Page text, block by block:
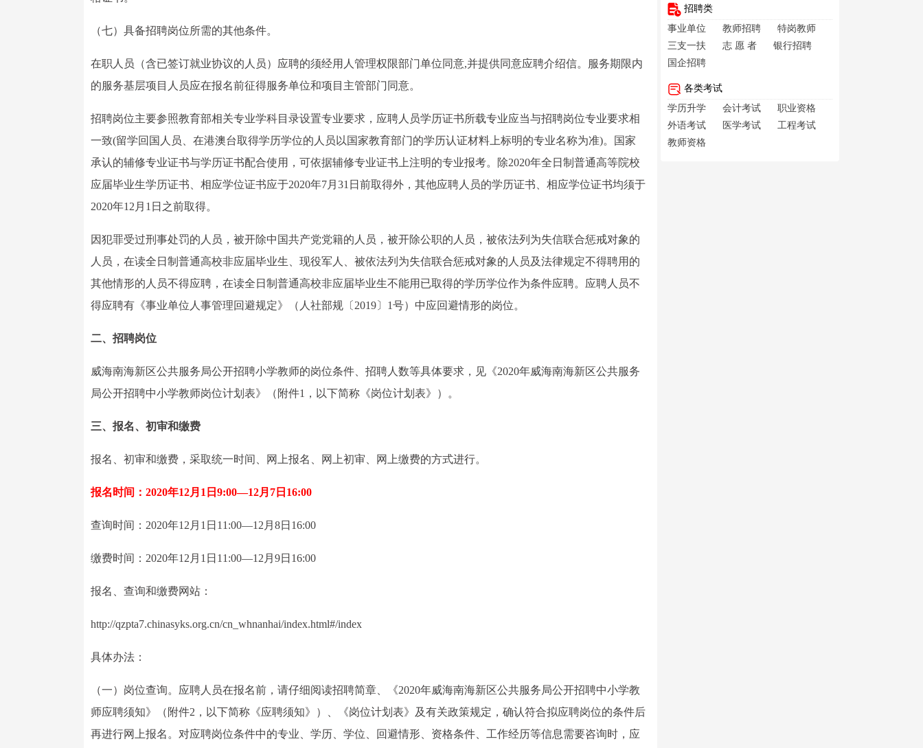
（七）具备招聘岗位所需的其他条件。
在职人员（含已签订就业协议的人员）应聘的须经用人管理权限部门单位同意,并提供同意应聘介绍信。服务期限内
的服务基层项目人员应在报名前征得服务单位和项目主管部门同意。
招聘岗位主要参照教育部相关专业学科目录设置专业要求，应聘人员学历证书所载专业应当与招聘岗位专业要求相
一致(留学回国人员、在港澳台取得学历学位的人员以国家教育部门的学历认证材料上标明的专业名称为准)。国家
承认的辅修专业证书与学历证书配合使用，可依据辅修专业证书上注明的专业报考。除2020年全日制普通高等院校
应届毕业生学历证书、相应学位证书应于2020年7月31日前取得外，其他应聘人员的学历证书、相应学位证书均须于
2020年12月1日之前取得。
因犯罪受过刑事处罚的人员，被开除中国共产党党籍的人员，被开除公职的人员，被依法列为失信联合惩戒对象的
人员，在读全日制普通高校非应届毕业生、现役军人、被依法列为失信联合惩戒对象的人员及法律规定不得聘用的
其他情形的人员不得应聘，在读全日制普通高校非应届毕业生不能用已取得的学历学位作为条件应聘。应聘人员不
得应聘有《事业单位人事管理回避规定》（人社部规〔2019〕1号）中应回避情形的岗位。
二、招聘岗位
威海南海新区公共服务局公开招聘小学教师的岗位条件、招聘人数等具体要求，见《2020年威海南海新区公共服务
局公开招聘中小学教师岗位计划表》（附件1，以下简称《岗位计划表》）。
三、报名、初审和缴费
报名、初审和缴费，采取统一时间、网上报名、网上初审、网上缴费的方式进行。
报名时间：2020年12月1日9:00—12月7日16:00
查询时间：2020年12月1日11:00—12月8日16:00
缴费时间：2020年12月1日11:00—12月9日16:00
报名、查询和缴费网站：
http://qzpta7.chinasyks.org.cn/cn_whnanhai/index.html#/index
具体办法：
（一）岗位查询。应聘人员在报名前，请仔细阅读招聘简章、《2020年威海南海新区公共服务局公开招聘中小学教
师应聘须知》（附件2，以下简称《应聘须知》）、《岗位计划表》及有关政策规定，确认符合拟应聘岗位的条件后
再进行网上报名。对应聘岗位条件中的专业、学历、学位、回避情形、资格条件、工作经历等信息需要咨询时，应
招聘类
事业单位
教师招聘
特岗教师
三支一扶
志 愿 者
银行招聘
国企招聘
各类考试
学历升学
会计考试
职业资格
外语考试
医学考试
工程考试
教师资格